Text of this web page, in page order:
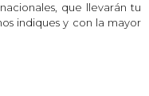
que llevarán tu
indiques y con la mayor